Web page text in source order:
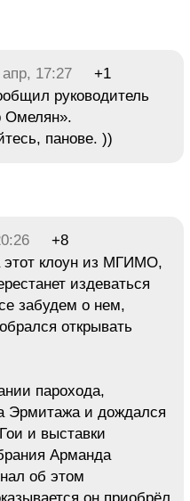
апр, 17:27
+1
руководитель
панове. ))
+8
этот клоун из МГИМО,
издеваться
забудем о нем,
открывать
парохода,
Эрмитажа и дождался
и выставки
Арманда
об этом